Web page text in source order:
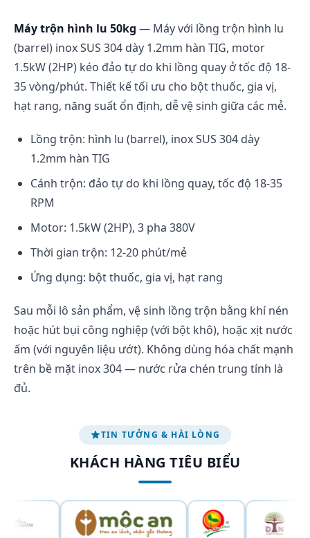
Máy trộn hình lu 50kg — Máy với lồng trộn hình lu
(barrel) inox SUS 304 dày 1.2mm hàn TIG, motor
1.5kW (2HP) kéo đảo tự do khi lồng quay ở tốc độ 18-
35 vòng/phút. Thiết kế tối ưu cho bột thuốc, gia vị,
hạt rang, năng suất ổn định, dễ vệ sinh giữa các mẻ.
Lồng trộn: hình lu (barrel), inox SUS 304 dày
1.2mm hàn TIG
Cánh trộn: đảo tự do khi lồng quay, tốc độ 18-35
RPM
Motor: 1.5kW (2HP), 3 pha 380V
Thời gian trộn: 12-20 phút/mẻ
Ứng dụng: bột thuốc, gia vị, hạt rang
Sau mỗi lô sản phẩm, vệ sinh lồng trộn bằng khí nén
hoặc hút bụi công nghiệp (với bột khô), hoặc xịt nước
ấm (với nguyên liệu ướt). Không dùng hóa chất mạnh
trên bề mặt inox 304 — nước rửa chén trung tính là
đủ.
TIN TƯỞNG & HÀI LÒNG
KHÁCH HÀNG TIÊU BIỂU